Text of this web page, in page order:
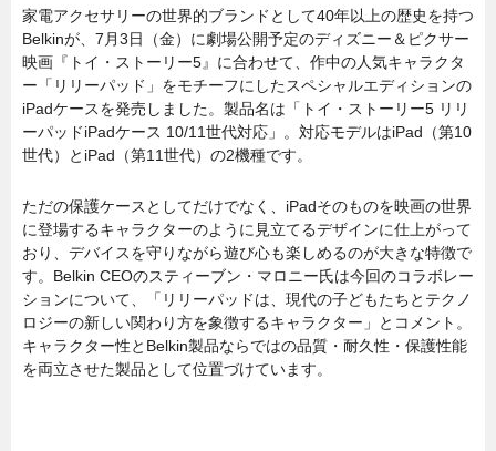
家電アクセサリーの世界的ブランドとして40年以上の歴史を持つ
Belkinが、7月3日（金）に劇場公開予定のディズニー＆ピクサー
映画『トイ・ストーリー5』に合わせて、作中の人気キャラクタ
ー「リリーパッド」をモチーフにしたスペシャルエディションの
iPadケースを発売しました。製品名は「トイ・ストーリー5 リリ
ーパッドiPadケース 10/11世代対応」。対応モデルはiPad（第10
世代）とiPad（第11世代）の2機種です。
ただの保護ケースとしてだけでなく、iPadそのものを映画の世界
に登場するキャラクターのように見立てるデザインに仕上がって
おり、デバイスを守りながら遊び心も楽しめるのが大きな特徴で
す。Belkin CEOのスティーブン・マロニー氏は今回のコラボレー
ションについて、「リリーパッドは、現代の子どもたちとテクノ
ロジーの新しい関わり方を象徴するキャラクター」とコメント。
キャラクター性とBelkin製品ならではの品質・耐久性・保護性能
を両立させた製品として位置づけています。